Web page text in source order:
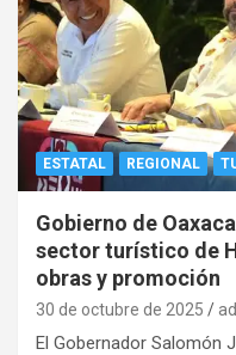
ESTATAL REGIONAL
Gobierno de
sector turístico de
obras y promoción
30 de octubre de 2025
El Gobernador Salomón